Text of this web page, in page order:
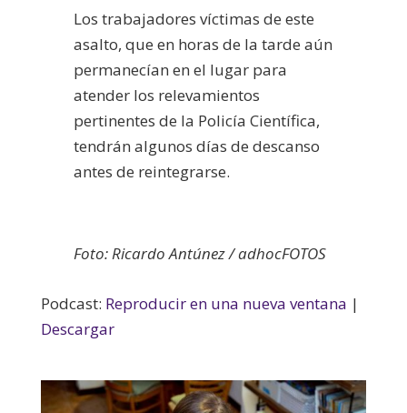
Los trabajadores víctimas de este
asalto, que en horas de la tarde aún
permanecían en el lugar para
atender los relevamientos
pertinentes de la Policía Científica,
tendrán algunos días de descanso
antes de reintegrarse.
Foto: Ricardo Antúnez / adhocFOTOS
Podcast: Reproducir en una nueva ventana |
Descargar